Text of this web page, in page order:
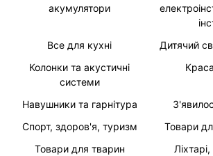
акумулятори
Все для кухні
Дитячий
Колонки та акустичні
системи
Навушники та гарнітура
Спорт, здоров'я, туризм
Товари
Товари для тварин